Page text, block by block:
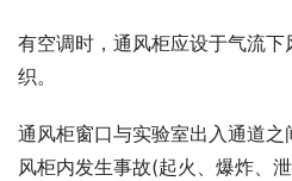
有空调时，通风柜应设于气流
织。
通风柜窗口与实验室出入通道
风柜内发生事故(起火、爆炸、